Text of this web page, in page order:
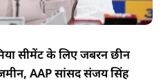
सीमेंट के लिए जबरन छीन
AAP सांसद संजय सिंह